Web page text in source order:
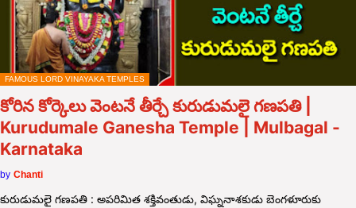
FAMOUS LORD VINAYAKA TEMPLES
కోరిన కోర్కెలు వెంటనే తీర్చే కురుడుమలై గణపతి |
Kurudumale Ganesha Temple | Mulbagal -
Karnataka
by Chanti
కురుడుమలై గణపతి : అపరిమిత శక్తివంతుడు, విఘ్ననాశకుడు బెంగళూరుకు